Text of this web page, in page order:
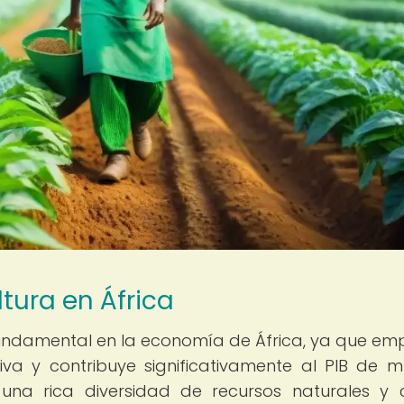
en África
en la economía de África, ya que
y contribuye significativamente al PIB de
rica diversidad de recursos naturales y